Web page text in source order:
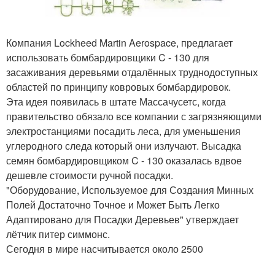
Компания Lockheed Martin Aerospace, предлагает
использовать бомбардировщики C - 130 для
засаживания деревьями отдалённых труднодоступных
областей по принципу ковровых бомбардировок.
Эта идея появилась в штате Массачусетс, когда
правительство обязало все компании с загрязняющими
электростанциями посадить леса, для уменьшения
углеродного следа который они излучают. Высадка
семян бомбардировщиком C - 130 оказалась вдвое
дешевле стоимости ручной посадки.
"Оборудование, Используемое для Создания Минных
Полей Достаточно Точное и Может Быть Легко
Адаптировано для Посадки Деревьев" утверждает
лётчик питер симмонс.
Сегодня в мире насчитывается около 2500